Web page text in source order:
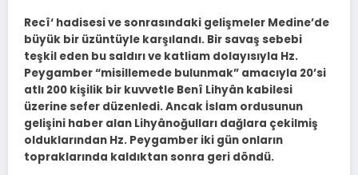
Recî‘ hadisesi ve sonrasındaki gelişmeler Medine’de
büyük bir üzüntüyle karşılandı. Bir savaş sebebi
teşkil eden bu saldırı ve katliam dolayısıyla Hz.
Peygamber “misillemede bulunmak” amacıyla 20’si
atlı 200 kişilik bir kuvvetle Benî Lihyân kabilesi
üzerine sefer düzenledi. Ancak İslam ordusunun
gelişini haber alan Lihyânoğulları dağlara çekilmiş
olduklarından Hz. Peygamber iki gün onların
topraklarında kaldıktan sonra geri döndü.